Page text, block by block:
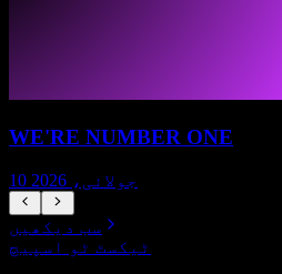
WE'RE NUMBER ONE
10 جولائی، 2026
سب دیکھیں
ٹیکسٹ ٹو اسپیچ